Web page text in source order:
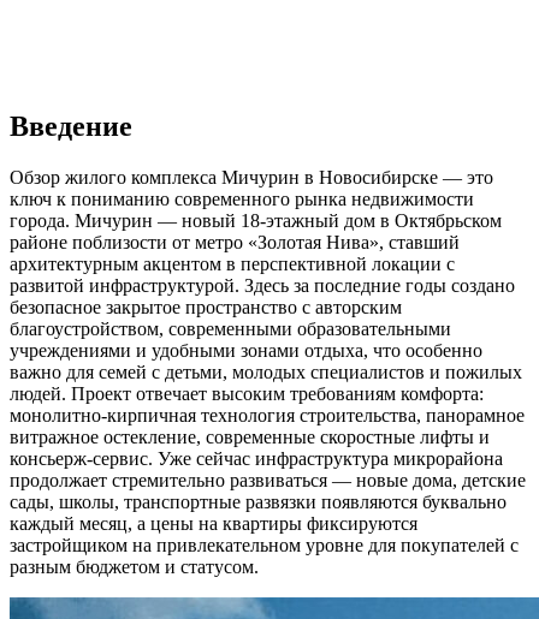
Введение
Обзор жилого комплекса Мичурин в Новосибирске — это
ключ к пониманию современного рынка недвижимости
города. Мичурин — новый 18-этажный дом в Октябрьском
районе поблизости от метро «Золотая Нива», ставший
архитектурным акцентом в перспективной локации с
развитой инфраструктурой. Здесь за последние годы создано
безопасное закрытое пространство с авторским
благоустройством, современными образовательными
учреждениями и удобными зонами отдыха, что особенно
важно для семей с детьми, молодых специалистов и пожилых
людей. Проект отвечает высоким требованиям комфорта:
монолитно-кирпичная технология строительства, панорамное
витражное остекление, современные скоростные лифты и
консьерж-сервис. Уже сейчас инфраструктура микрорайона
продолжает стремительно развиваться — новые дома, детские
сады, школы, транспортные развязки появляются буквально
каждый месяц, а цены на квартиры фиксируются
застройщиком на привлекательном уровне для покупателей с
разным бюджетом и статусом.